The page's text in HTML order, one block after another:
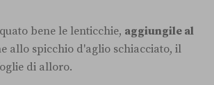
bene le lenticchie, aggiungile al
allo spicchio d'aglio schiacciato, il
di alloro.